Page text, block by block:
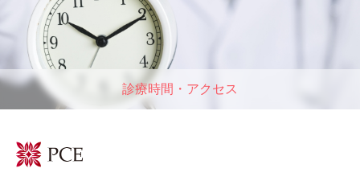
診療時間・アクセス